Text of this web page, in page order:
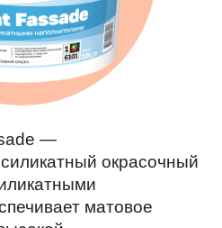
—
окрасочный
матовое
от влаги.
УФ-
только
пигментами.